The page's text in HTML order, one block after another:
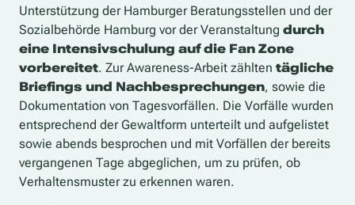
Unterstützung der Hamburger Beratungsstellen und der
Sozialbehörde Hamburg vor der Veranstaltung durch
eine Intensivschulung auf die Fan Zone
vorbereitet. Zur Awareness-Arbeit zählten tägliche
Briefings und Nachbesprechungen, sowie die
Dokumentation von Tagesvorfällen. Die Vorfälle wurden
entsprechend der Gewaltform unterteilt und aufgelistet
sowie abends besprochen und mit Vorfällen der bereits
vergangenen Tage abgeglichen, um zu prüfen, ob
Verhaltensmuster zu erkennen waren.